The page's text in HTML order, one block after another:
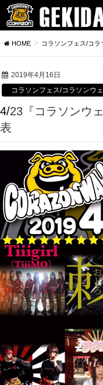
HOME コラソンフェス/コラ
2019年4月16日
コラソンフェス/コラソンウ
4/23『コラソンウェイvol.66』タイムテーブル発
表